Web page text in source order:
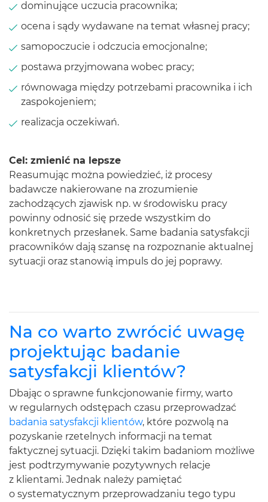
dominujące uczucia pracownika;
ocena i sądy wydawane na temat własnej pracy;
samopoczucie i odczucia emocjonalne;
postawa przyjmowana wobec pracy;
równowaga między potrzebami pracownika i ich
zaspokojeniem;
realizacja oczekiwań.
Cel: zmienić na lepsze
Reasumując można powiedzieć, iż procesy
badawcze nakierowane na zrozumienie
zachodzących zjawisk np. w środowisku pracy
powinny odnosić się przede wszystkim do
konkretnych przesłanek. Same badania satysfakcji
pracowników dają szansę na rozpoznanie aktualnej
sytuacji oraz stanowią impuls do jej poprawy.
Na co warto zwrócić uwagę
projektując badanie
satysfakcji klientów?
Dbając o sprawne funkcjonowanie firmy, warto
w regularnych odstępach czasu przeprowadzać
badania satysfakcji klientów, które pozwolą na
pozyskanie rzetelnych informacji na temat
faktycznej sytuacji. Dzięki takim badaniom możliwe
jest podtrzymywanie pozytywnych relacje
z klientami. Jednak należy pamiętać
o systematycznym przeprowadzaniu tego typu